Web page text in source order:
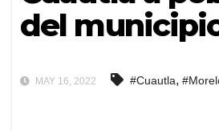
del
MAY 16, 2022 #Cuautla,